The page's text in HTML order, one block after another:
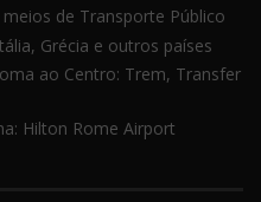
de Transporte Público
Grécia e outros países
ao Centro: Trem, Transfer
Hilton Rome Airport